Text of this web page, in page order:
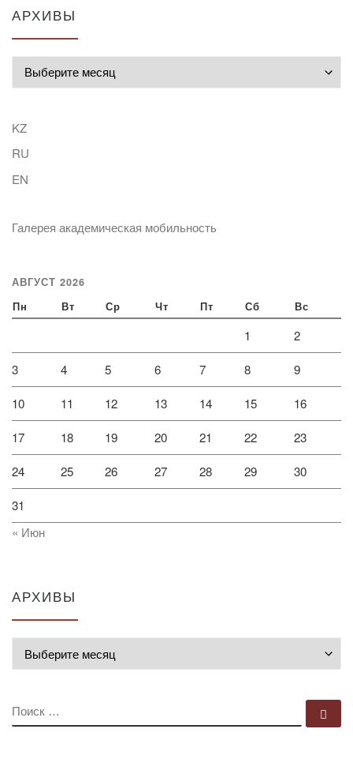
АРХИВЫ
KZ
RU
EN
Галерея академическая мобильность
АВГУСТ 2026
Пн Вт Ср Чт Пт Сб Вс
1 2
3 4 5 6 7 8 9
10 11 12 13 14 15 16
17 18 19 20 21 22 23
24 25 26 27 28 29 30
31
« Июн
АРХИВЫ
ПОИСК